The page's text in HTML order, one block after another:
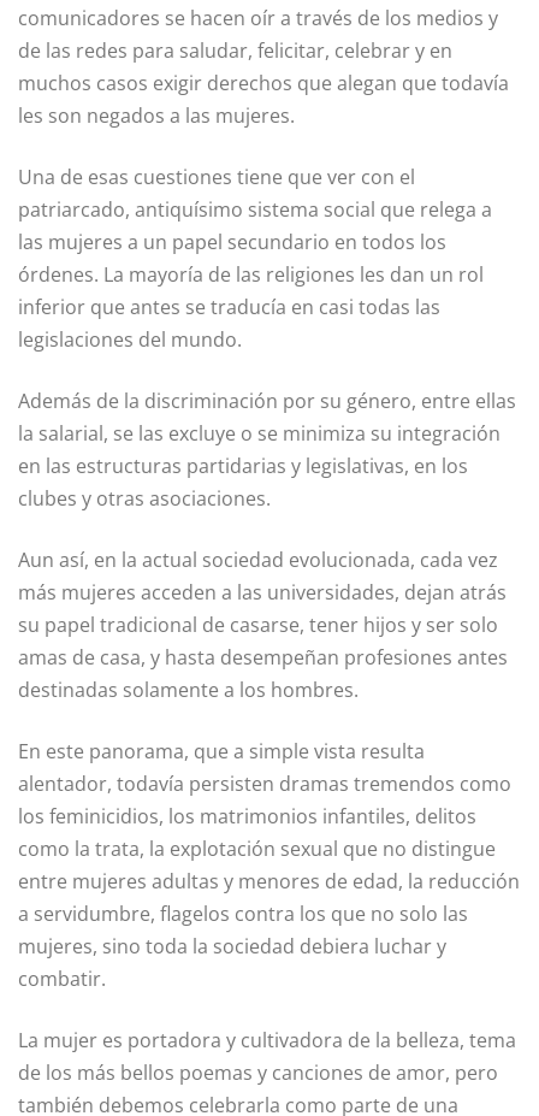
comunicadores se hacen oír a través de los medios y
de las redes para saludar, felicitar, celebrar y en
muchos casos exigir derechos que alegan que todavía
les son negados a las mujeres.
Una de esas cuestiones tiene que ver con el
patriarcado, antiquísimo sistema social que relega a
las mujeres a un papel secundario en todos los
órdenes. La mayoría de las religiones les dan un rol
inferior que antes se traducía en casi todas las
legislaciones del mundo.
Además de la discriminación por su género, entre ellas
la salarial, se las excluye o se minimiza su integración
en las estructuras partidarias y legislativas, en los
clubes y otras asociaciones.
Aun así, en la actual sociedad evolucionada, cada vez
más mujeres acceden a las universidades, dejan atrás
su papel tradicional de casarse, tener hijos y ser solo
amas de casa, y hasta desempeñan profesiones antes
destinadas solamente a los hombres.
En este panorama, que a simple vista resulta
alentador, todavía persisten dramas tremendos como
los feminicidios, los matrimonios infantiles, delitos
como la trata, la explotación sexual que no distingue
entre mujeres adultas y menores de edad, la reducción
a servidumbre, flagelos contra los que no solo las
mujeres, sino toda la sociedad debiera luchar y
combatir.
La mujer es portadora y cultivadora de la belleza, tema
de los más bellos poemas y canciones de amor, pero
también debemos celebrarla como parte de una